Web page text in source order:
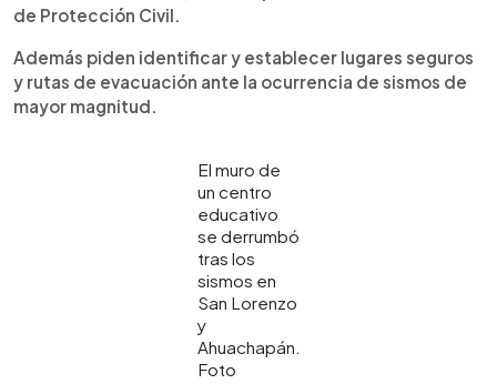
de Protección Civil.
Además piden identificar y establecer lugares seguros
y rutas de evacuación ante la ocurrencia de sismos de
mayor magnitud.
El muro de
un centro
educativo
se derrumbó
tras los
sismos en
San Lorenzo
y
Ahuachapán.
Foto